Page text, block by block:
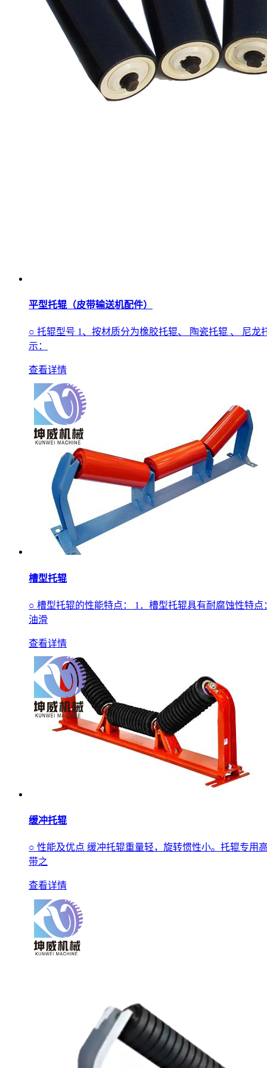
平型托辊（皮带输送机配件）
○ 托辊型号 1、按材质分为橡胶托辊、 陶瓷托辊 、 尼
示：
查看详情
槽型托辊
○ 槽型托辊的性能特点： 1．槽型托辊具有耐腐蚀性特
油滑
查看详情
缓冲托辊
○ 性能及优点 缓冲托辊重量轻，旋转惯性小。托辊专用
带之
查看详情